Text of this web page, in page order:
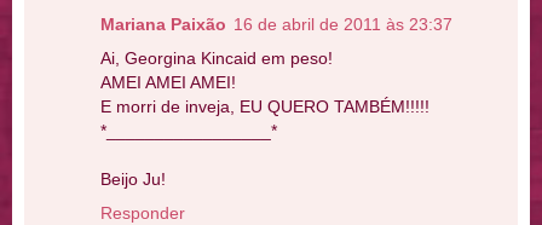
Mariana Paixão 16 de abril de 2011 às 23:37
Ai, Georgina Kincaid em peso!
AMEI AMEI AMEI!
E morri de inveja, EU QUERO TAMBÉM!!!!!
*_________________*
Beijo Ju!
Responder